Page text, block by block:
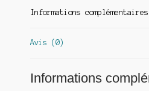
Informations complémentaires
Avis (0)
Informations